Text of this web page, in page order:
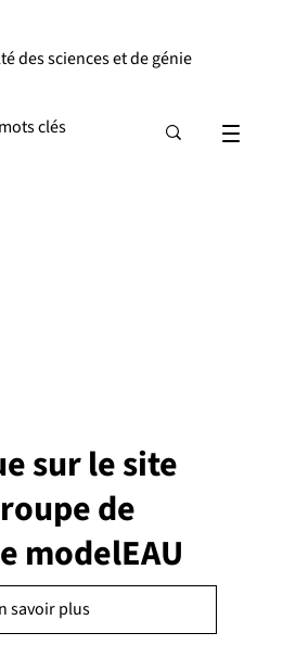
des sciences et de génie
sur le site
de
modelEAU
savoir plus